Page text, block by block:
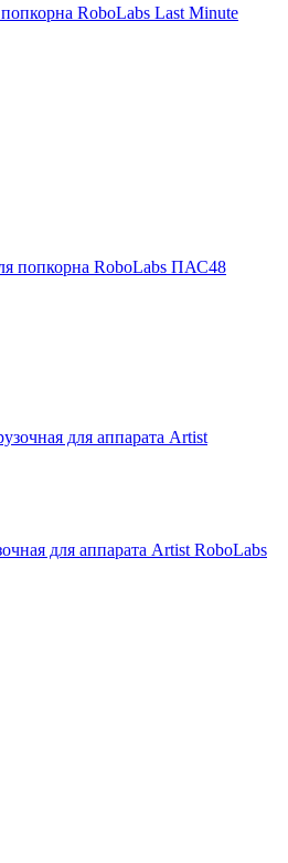
RoboLabs Last Minute
попкорна RoboLabs ПАС48
для аппарата Artist RoboLabs